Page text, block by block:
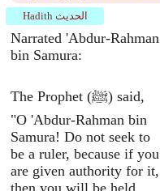
Hadith الحديث
Narrated 'Abdur-Rahman
bin Samura:
The Prophet (ﷺ) said,
"O 'Abdur-Rahman bin
Samura! Do not seek to
be a ruler, because if you
are given authority for it,
then you will be held